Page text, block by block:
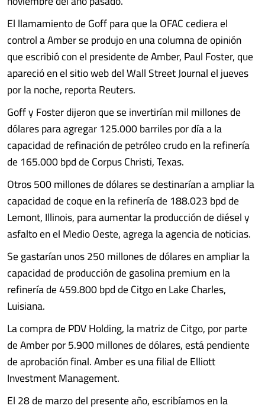
El llamamiento de Goff para que la OFAC cediera el
control a Amber se produjo en una columna de opinión
que escribió con el presidente de Amber, Paul Foster, que
apareció en el sitio web del Wall Street Journal el jueves
por la noche, reporta Reuters.
Goff y Foster dijeron que se invertirían mil millones de
dólares para agregar 125.000 barriles por día a la
capacidad de refinación de petróleo crudo en la refinería
de 165.000 bpd de Corpus Christi, Texas.
Otros 500 millones de dólares se destinarían a ampliar la
capacidad de coque en la refinería de 188.023 bpd de
Lemont, Illinois, para aumentar la producción de diésel y
asfalto en el Medio Oeste, agrega la agencia de noticias.
Se gastarían unos 250 millones de dólares en ampliar la
capacidad de producción de gasolina premium en la
refinería de 459.800 bpd de Citgo en Lake Charles,
Luisiana.
La compra de PDV Holding, la matriz de Citgo, por parte
de Amber por 5.900 millones de dólares, está pendiente
de aprobación final. Amber es una filial de Elliott
Investment Management.
El 28 de marzo del presente año, escribíamos en la